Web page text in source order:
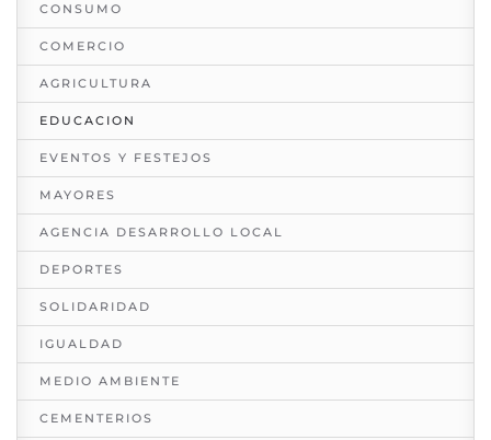
CONSUMO
COMERCIO
AGRICULTURA
EDUCACION
EVENTOS Y FESTEJOS
MAYORES
AGENCIA DESARROLLO LOCAL
DEPORTES
SOLIDARIDAD
IGUALDAD
MEDIO AMBIENTE
CEMENTERIOS